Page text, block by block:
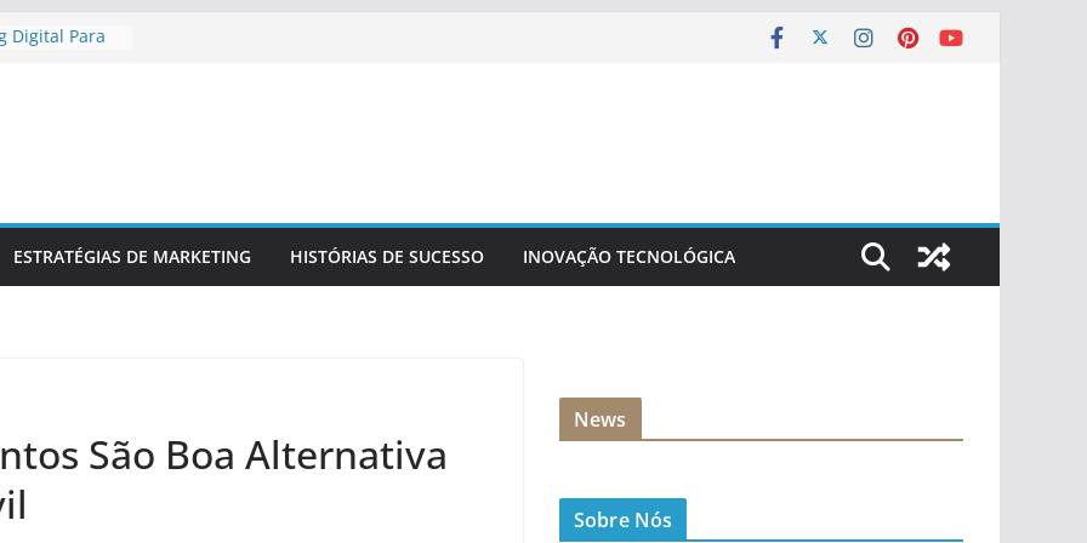
Digital Para
Sua Marca
ESTRATÉGIAS DE MARKETING HISTÓRIAS DE SUCESSO INOVAÇÃO TECNOLÓGICA
São Boa Alternativa
News
Sobre Nós